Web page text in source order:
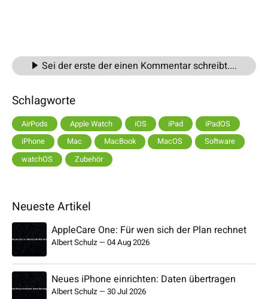
Sei der erste der einen Kommentar schreibt....
Schlagworte
AirPods Apple Watch iOS iPad
iPadOS
iPhone
Mac MacBook MacOS
Software
watchOS
Zubehör
Neueste Artikel
AppleCare One: Für wen sich der Plan rechnet
Albert Schulz—04 Aug 2026
Neues iPhone einrichten: Daten übertragen
Albert Schulz—30 Jul 2026